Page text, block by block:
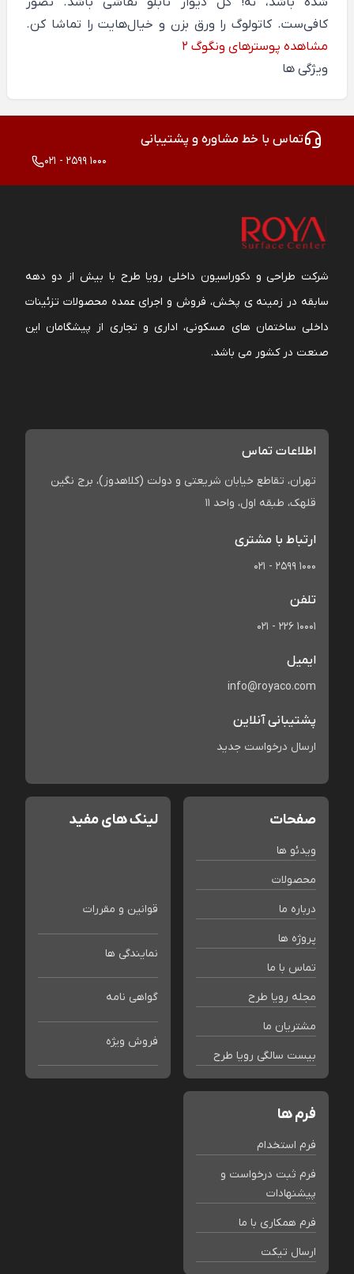
کافی‌ست. کاتولوگ را ورق بزن و خیال‌هایت را تماشا کن.
مشاهده پوسترهای ونگوگ 2
ویژگی ها
تماس با خط مشاوره و پشتیبانی
021 - 2599 1000
شرکت طراحی و دکوراسیون داخلی رویا طرح با بیش از دو دهه
سابقه در زمینه ی پخش، فروش و اجرای عمده محصولات تزئینات
داخلی ساختمان های مسکونی، اداری و تجاری از پیشگامان این
صنعت در کشور می باشد.
اطلاعات تماس
تهران، تقاطع خیابان شریعتی و دولت (کلاهدوز)، برج نگین
قلهک، طبقه اول، واحد 11
ارتباط با مشتری
021 - 2599 1000
تلفن
021 - 226 10001
ایمیل
info@royaco.com
پشتیبانی آنلاین
ارسال درخواست جدید
صفحات
ویدئو ها
محصولات
درباره ما
پروژه ها
تماس با ما
مجله رویا طرح
مشتریان ما
بیست سالگی رویا طرح
لینک های مفید
قوانین و مقررات
نمایندگی ها
گواهی نامه
فروش ویژه
فرم ها
فرم استخدام
فرم ثبت درخواست و
پیشنهادات
فرم همکاری با ما
ارسال تیکت